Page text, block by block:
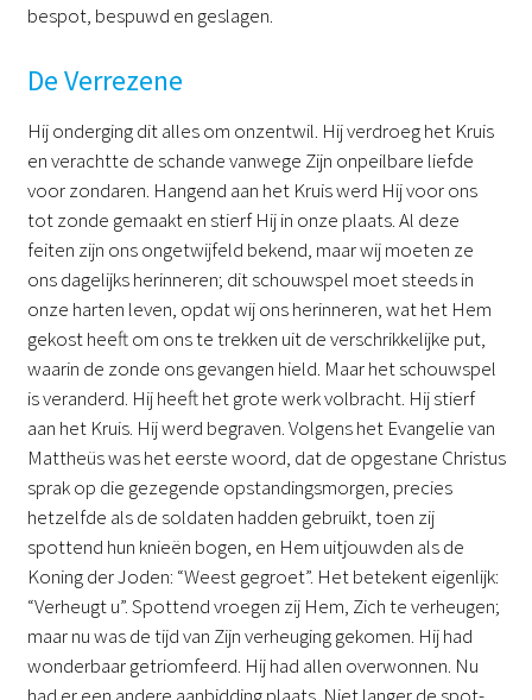
bespot, bespuwd en geslagen.
De Verrezene
Hij onderging dit alles om onzentwil. Hij verdroeg het Kruis
en verachtte de schande vanwege Zijn onpeilbare liefde
voor zondaren. Hangend aan het Kruis werd Hij voor ons
tot zonde gemaakt en stierf Hij in onze plaats. Al deze
feiten zijn ons ongetwijfeld bekend, maar wij moeten ze
ons dagelijks herinneren; dit schouwspel moet steeds in
onze harten leven, opdat wij ons herinneren, wat het Hem
gekost heeft om ons te trekken uit de verschrikkelijke put,
waarin de zonde ons gevangen hield. Maar het schouwspel
is veranderd. Hij heeft het grote werk volbracht. Hij stierf
aan het Kruis. Hij werd begraven. Volgens het Evangelie van
Mattheüs was het eerste woord, dat de opgestane Christus
sprak op die gezegende opstandingsmorgen, precies
hetzelfde als de soldaten hadden gebruikt, toen zij
spottend hun knieën bogen, en Hem uitjouwden als de
Koning der Joden: “Weest gegroet”. Het betekent eigenlijk:
“Verheugt u”. Spottend vroegen zij Hem, Zich te verheugen;
maar nu was de tijd van Zijn verheuging gekomen. Hij had
wonderbaar getriomfeerd. Hij had allen overwonnen. Nu
had er een andere aanbidding plaats. Niet langer de spot-